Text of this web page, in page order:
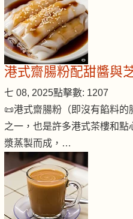
港式齋腸粉配甜醬與
七 08, 2025點擊數: 1207
📜港式齋腸粉（即沒有餡料
之一，也是許多港式茶樓和
漿蒸製而成，…